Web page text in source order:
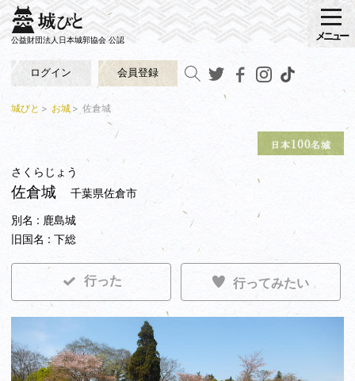
公益財団法人日本城郭協会 公認
ログイン 会員登録
メニュー
城びと お城 佐倉城
さくらじょう
佐倉城
千葉県佐倉市
別名 : 鹿島城
旧国名 : 下総
行った 行ってみたい